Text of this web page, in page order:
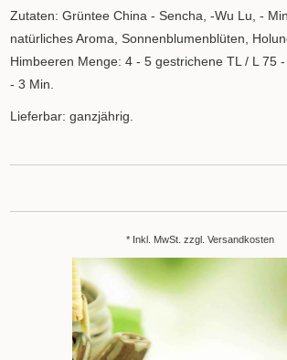
Zutaten: Grüntee China - Sencha, -Wu Lu, -
natürliches Aroma, Sonnenblumenblüten,
Himbeeren Menge: 4 - 5 gestrichene TL / L 75
- 3 Min.
Lieferbar: ganzjährig.
* Inkl. MwSt. zzgl. Versandkosten